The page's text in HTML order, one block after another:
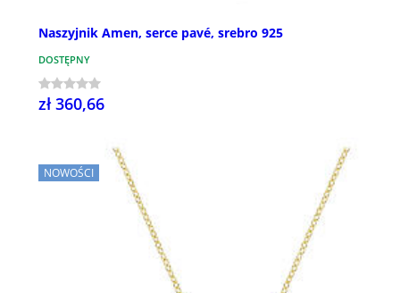
Naszyjnik Amen, serce pavé, srebro 925
DOSTĘPNY
zł 360,66
NOWOŚCI